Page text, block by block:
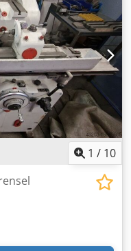
TR 115, TR 135.
yedek parçalar;
40, C20, D36, D40,
1 / 10